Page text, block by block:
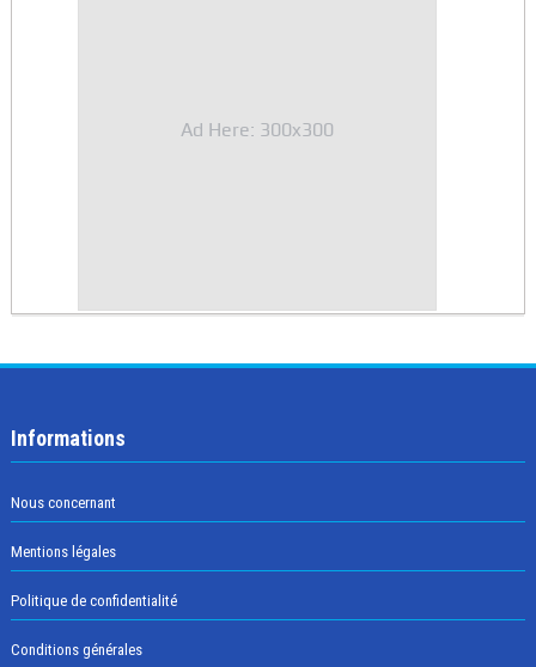
Ad Here: 300x300
Informations
Nous concernant
Mentions légales
Politique de confidentialité
Conditions générales